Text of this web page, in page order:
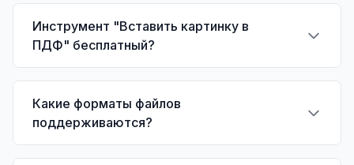
Инструмент "Вставить картинку в
ПДФ" бесплатный?
Какие форматы файлов
поддерживаются?